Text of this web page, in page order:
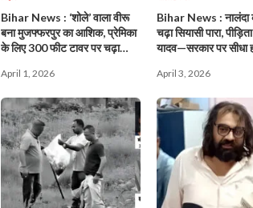
Bihar News : ‘शोले’ वाला वीरू
बना मुजफ्फरपुर का आशिक, प्रेमिका
के लिए 300 फीट टावर पर चढ़ा
April 1, 2026
Bihar News : नालंदा
चढ़ा सियासी पारा,
यादव—सरकार पर सीधा
April 3, 2026